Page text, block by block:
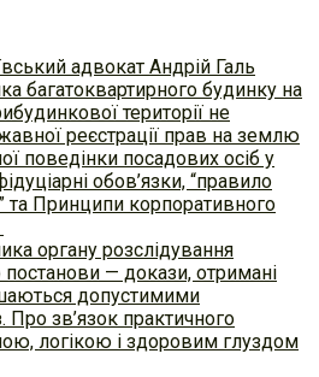
адвокат Андрій Галь
багатоквартирного будинку на
території не
реєстрації прав на землю
поведінки посадових осіб у
обов’язки, “правило
та Принципи корпоративного
органу розслідування
— докази, отримані
допустимими
Про зв’язок практичного
логікою і здоровим глуздом